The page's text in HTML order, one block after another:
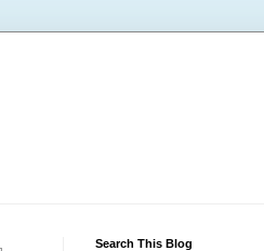
Search This Blog